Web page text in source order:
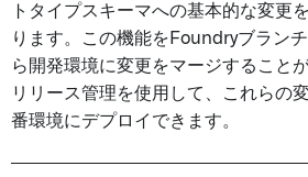
トタイプスキーマへの基本的な変更
ります。この機能をFoundryブラン
ら開発環境に変更をマージすること
リリース管理を使用して、これらの
番環境にデプロイできます。